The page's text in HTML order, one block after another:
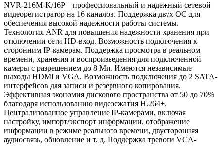
NVR-216M-K/16P – профессиональный и надежный сетевой
видеорегистратор на 16 каналов. Поддержка двух ОС для
обеспечения высокой надежности работы системы.
Технология ANR для повышения надежности хранения при
отключении сети HD-вход. Возможность подключения к
сторонним IP-камерам. Поддержка просмотра в реальном
времени, хранения и воспроизведения для подключенной
камеры с разрешением до 8 Мп. Имеются независимые
выходы HDMI и VGA. Возможность подключения до 2 SATA-
интерфейсов для записи и резервного копирования.
Эффективная экономия дискового пространства от 50 до 70%
благодаря использованию видеосжатия H.264+.
Централизованное управление IP-камерами, включая
настройку, импорт/экспорт информации, отображение
информации в режиме реального времени, двусторонняя
аудиосвязь, обновление и т. д. Поддержка тревоги VCA-